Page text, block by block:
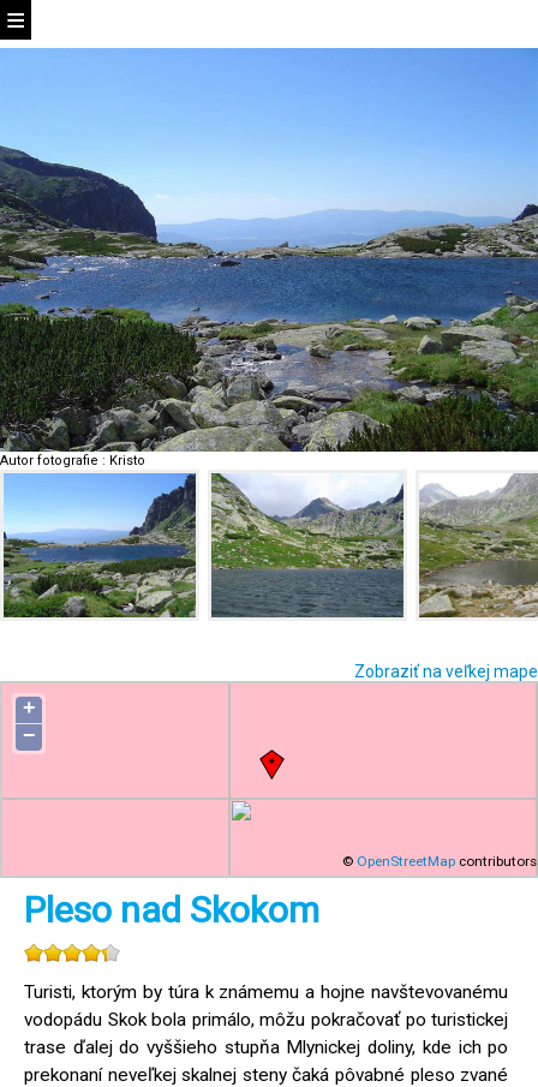
Autor fotografie : Kristo
Zobraziť na veľkej mape
+
−
© OpenStreetMap contributors
Pleso nad Skokom
Turisti, ktorým by túra k známemu a hojne navštevovanému
vodopádu Skok bola primálo, môžu pokračovať po turistickej
trase ďalej do vyššieho stupňa Mlynickej doliny, kde ich po
prekonaní neveľkej skalnej steny čaká pôvabné pleso zvané